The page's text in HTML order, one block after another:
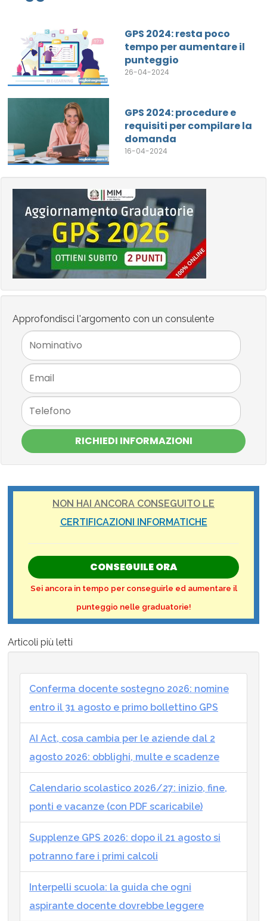
GPS 2024: resta poco
tempo per aumentare il
punteggio
26-04-2024
GPS 2024: procedure e
requisiti per compilare la
domanda
16-04-2024
Approfondisci l'argomento con un consulente
RICHIEDI INFORMAZIONI
NON HAI ANCORA CONSEGUITO LE
CERTIFICAZIONI INFORMATICHE
CONSEGUILE ORA
Sei ancora in tempo per conseguirle ed aumentare il
punteggio nelle graduatorie!
Articoli più letti
Conferma docente sostegno 2026: nomine
entro il 31 agosto e primo bollettino GPS
AI Act, cosa cambia per le aziende dal 2
agosto 2026: obblighi, multe e scadenze
Calendario scolastico 2026/27: inizio, fine,
ponti e vacanze (con PDF scaricabile)
Supplenze GPS 2026: dopo il 21 agosto si
potranno fare i primi calcoli
Interpelli scuola: la guida che ogni
aspirante docente dovrebbe leggere